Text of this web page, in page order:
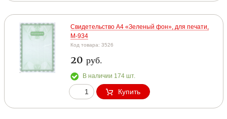
Свидетельство А4 «Зеленый фон», для печати,
М-934
Код товара: 3526
20 руб.
В наличии 174 шт.
Купить